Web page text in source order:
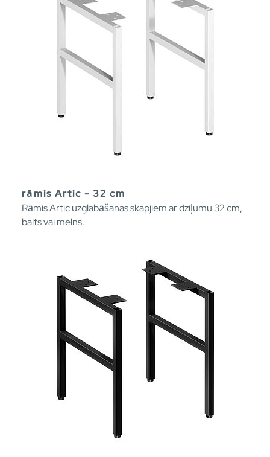
rāmis Artic - 32 cm
Rāmis Artic uzglabāšanas skapjiem ar dziļumu 32 cm,
balts vai melns.